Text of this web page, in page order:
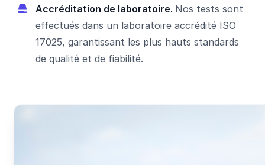
Accréditation de laboratoire. Nos tests sont
effectués dans un laboratoire accrédité ISO
17025, garantissant les plus hauts standards
de qualité et de fiabilité.